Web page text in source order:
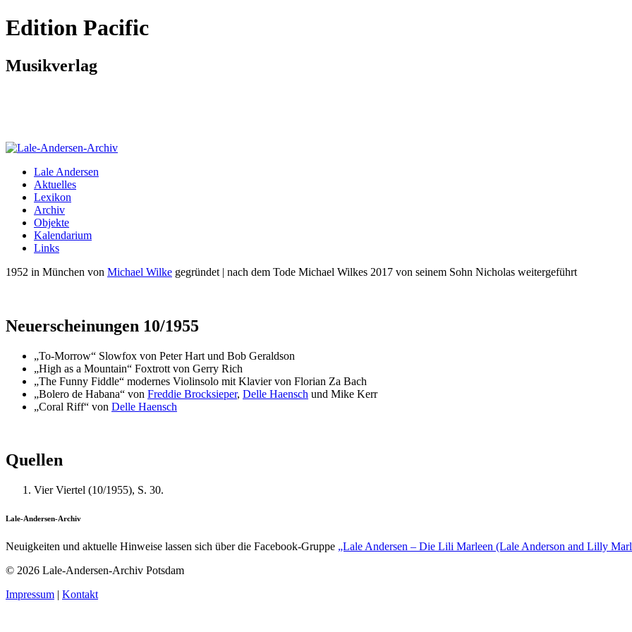
Edition Pacific
Musikverlag
Lale Andersen
Aktuelles
Lexikon
Archiv
Objekte
Kalendarium
Links
1952 in München von Michael Wilke gegründet | nach dem Tode Michael Wilkes 2017 von seinem Sohn Nicholas weitergeführt
Neuerscheinungen 10/1955
„To-Morrow“ Slowfox von Peter Hart und Bob Geraldson
„High as a Mountain“ Foxtrott von Gerry Rich
„The Funny Fiddle“ modernes Violinsolo mit Klavier von Florian Za Bach
„Bolero de Habana“ von Freddie Brocksieper, Delle Haensch und Mike Kerr
„Coral Riff“ von Delle Haensch
Quellen
Vier Viertel (10/1955), S. 30.
Lale-Andersen-Archiv
Neuigkeiten und aktuelle Hinweise lassen sich über die Facebook-Gruppe „Lale Andersen – Die Lili Marleen (Lale Anderson and Lilly
© 2026 Lale-Andersen-Archiv Potsdam
Impressum | Kontakt